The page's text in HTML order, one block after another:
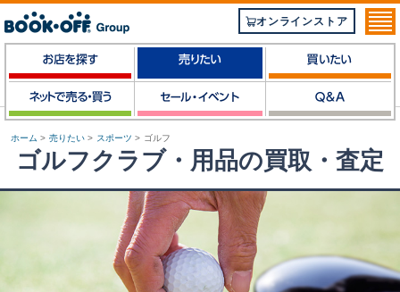
オンラインストア
ホーム > 売りたい> スポーツ > ゴルフ
ゴルフクラブ・用品の買取・査定